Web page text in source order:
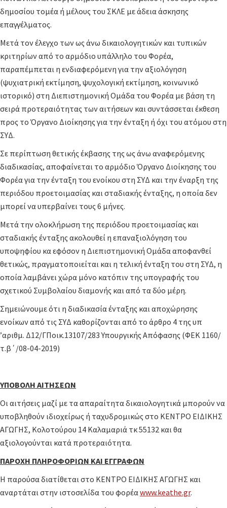
δημοσίου τομέα ή μέλους του ΣΚΛΕ με άδεια άσκησης
επαγγέλματος.
Μετά τον έλεγχο των ως άνω δικαιολογητικών και τυπικών
κριτηρίων από το αρμόδιο υπάλληλο του Φορέα,
παραπέμπεται η ενδιαφερόμενη για την αξιολόγηση
(ψυχιατρική εκτίμηση, ψυχολογική εκτίμηση, κοινωνικό
ιστορικό) στη Διεπιστημονική Ομάδα του Φορέα με βάση τη
σειρά προτεραιότητας των αιτήσεων και συντάσσεται έκθεση
προς το Όργανο Διοίκησης για την ένταξη ή όχι του ατόμου στη
ΣΥΔ.
Σε περίπτωση θετικής έκβασης της ως άνω αναφερόμενης
διαδικασίας, αποφαίνεται το αρμόδιο Όργανο Διοίκησης του
Φορέα για την ένταξη του ενοίκου στη ΣΥΔ και την έναρξη της
περιόδου προετοιμασίας και σταδιακής ένταξης, η οποία δεν
μπορεί να υπερβαίνει τους 6 μήνες.
Μετά την ολοκλήρωση της περιόδου προετοιμασίας και
σταδιακής ένταξης ακολουθεί η επαναξιολόγηση του
υποψηφίου κα εφόσον η Διεπιστημονική Ομάδα αποφανθεί
θετικώς, πραγματοποιείται και η τελική ένταξη του στη ΣΥΔ, η
οποία λαμβάνει χώρα μόνο κατόπιν της υπογραφής του
σχετικού Συμβολαίου διαμονής και από τα δύο μέρη.
Σημειώνουμε ότι η διαδικασία ένταξης και αποχώρησης
ενοίκων από τις ΣΥΔ καθορίζονται από το άρθρο 4 της υπ
’αριθμ. Δ12/ΓΠοικ.13107/283 Υπουργικής Απόφασης (ΦΕΚ 1160/
τ.β΄/08-04-2019)
ΥΠΟΒΟΛΗ ΑΙΤΗΣΕΩΝ
Οι αιτήσεις μαζί με τα απαραίτητα δικαιολογητικά μπορούν να
υποβληθούν ιδιοχείρως ή ταχυδρομικώς στο ΚΕΝΤΡΟ ΕΙΔΙΚΗΣ
ΑΓΩΓΗΣ, Κολοτούρου 14 Καλαμαριά τκ 55132 και θα
αξιολογούνται κατά προτεραιότητα.
ΠΑΡΟΧΗ ΠΛΗΡΟΦΟΡΙΩΝ ΚΑΙ ΕΓΓΡΑΦΩΝ
Η παρούσα διατίθεται στο ΚΕΝΤΡΟ ΕΙΔΙΚΗΣ ΑΓΩΓΗΣ και
αναρτάται στην ιστοσελίδα του φορέα www.keathe.gr.